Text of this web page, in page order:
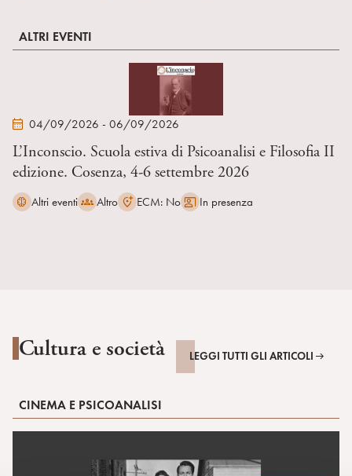
ALTRI EVENTI
04/09/2026 - 06/09/2026
L’Inconscio. Scuola estiva di Psicoanalisi e Filosofia II
edizione. Cosenza, 4-6 settembre 2026
Altri eventi Altro ECM: No In presenza
Cultura e società LEGGI TUTTI GLI ARTICOLI
CINEMA E PSICOANALISI